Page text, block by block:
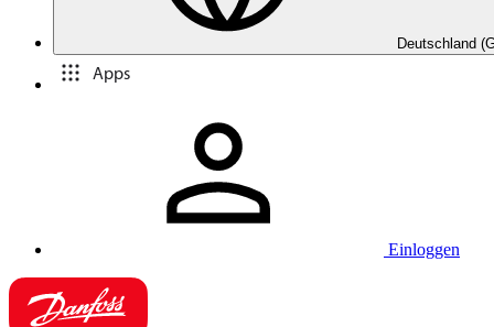
Deutschland
Apps
Einloggen